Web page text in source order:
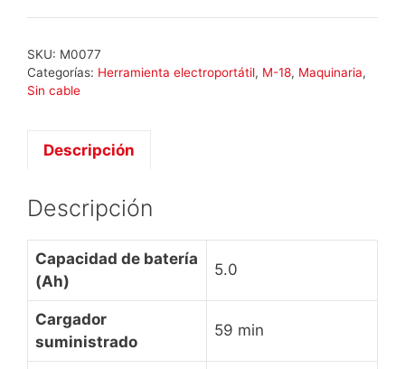
CHPX-
cantidad
SKU: M0077
Categorías: Herramienta electroportátil, M-18, Maquinaria,
Sin cable
Descripción
Descripción
Capacidad de batería
(Ah)
5.0
Cargador
suministrado
59 min